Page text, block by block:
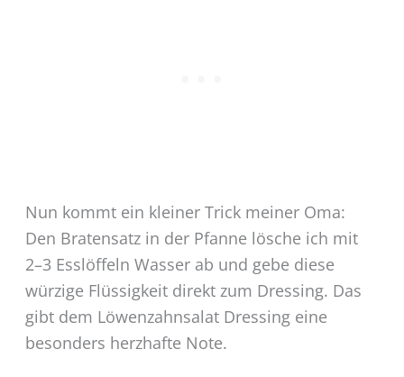
Nun kommt ein kleiner Trick meiner Oma:
Den Bratensatz in der Pfanne lösche ich mit
2–3 Esslöffeln Wasser ab und gebe diese
würzige Flüssigkeit direkt zum Dressing. Das
gibt dem Löwenzahnsalat Dressing eine
besonders herzhafte Note.